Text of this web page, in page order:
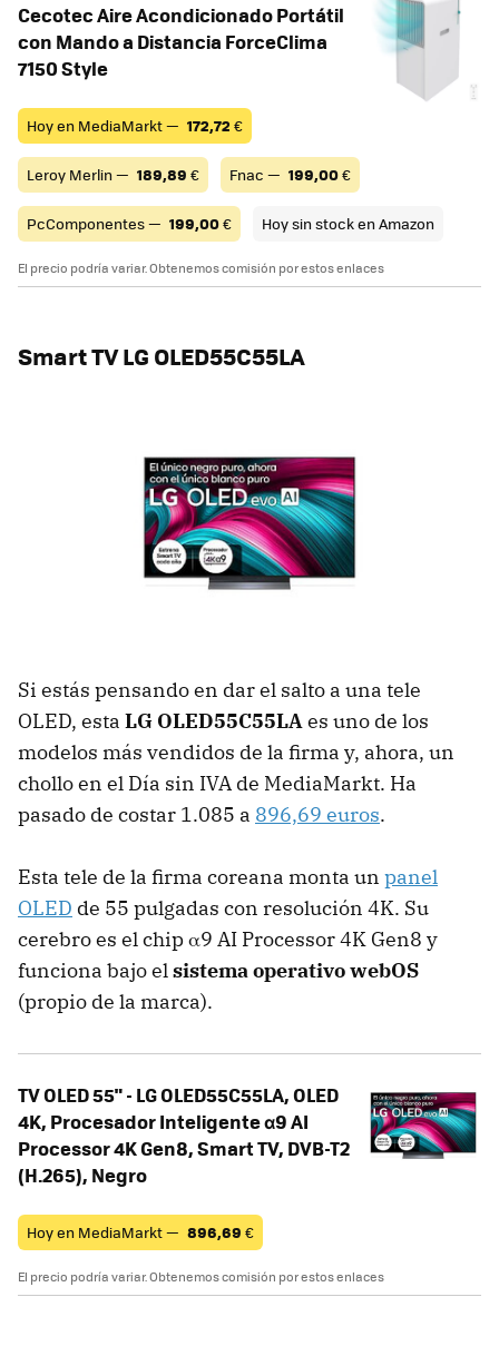
Cecotec Aire Acondicionado Portátil
con Mando a Distancia ForceClima
7150 Style
Hoy en MediaMarkt — 172,72 €
Leroy Merlin — 189,89 € Fnac — 199,00€
PcComponentes — 199,00€ Hoy sin stock en Amazon
El precio podría variar. Obtenemos comisión por estos enlaces
Smart TV LG OLED55C55LA
Si estás pensando en dar el salto a una tele
OLED, esta LG OLED55C55LAes uno de los
modelos más vendidos de la firma y, ahora, un
chollo en el Día sin IVA de MediaMarkt. Ha
pasado de costar 1.085 a 896,69 euros.
Esta tele de la firma coreana monta un panel
OLED de 55 pulgadas con resolución 4K. Su
cerebro es el chip α9 AI Processor 4K Gen8 y
funciona bajo elsistema operativo webOS
(propio de la marca).
TV OLED 55" - LG OLED55C55LA, OLED
4K, Procesador Inteligente α9 AI
Processor 4K Gen8, Smart TV, DVB-T2
(H.265), Negro
Hoy en MediaMarkt — 896,69 €
El precio podría variar. Obtenemos comisión por estos enlaces